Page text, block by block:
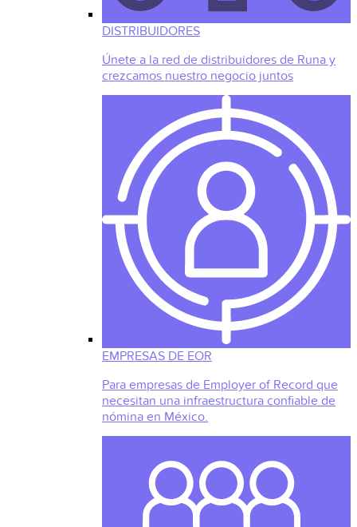
DISTRIBUIDORES
Únete a la red de distribuidores de Runa y
crezcamos nuestro negocio juntos
EMPRESAS DE EOR
Para empresas de Employer of Record que
necesitan una infraestructura confiable de
nómina en México.